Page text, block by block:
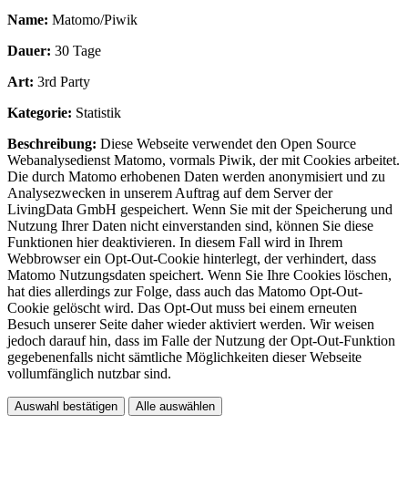
Name: Matomo/Piwik
Dauer: 30 Tage
Art: 3rd Party
Kategorie: Statistik
Beschreibung: Diese Webseite verwendet den Open Source
Webanalysedienst Matomo, vormals Piwik, der mit Cookies arbeitet.
Die durch Matomo erhobenen Daten werden anonymisiert und zu
Analysezwecken in unserem Auftrag auf dem Server der
LivingData GmbH gespeichert. Wenn Sie mit der Speicherung und
Nutzung Ihrer Daten nicht einverstanden sind, können Sie diese
Funktionen hier deaktivieren. In diesem Fall wird in Ihrem
Webbrowser ein Opt-Out-Cookie hinterlegt, der verhindert, dass
Matomo Nutzungsdaten speichert. Wenn Sie Ihre Cookies löschen,
hat dies allerdings zur Folge, dass auch das Matomo Opt-Out-
Cookie gelöscht wird. Das Opt-Out muss bei einem erneuten
Besuch unserer Seite daher wieder aktiviert werden. Wir weisen
jedoch darauf hin, dass im Falle der Nutzung der Opt-Out-Funktion
gegebenenfalls nicht sämtliche Möglichkeiten dieser Webseite
vollumfänglich nutzbar sind.
Auswahl bestätigen Alle auswählen